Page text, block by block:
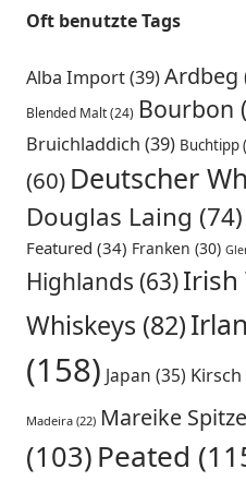
Oft benutzte Tags
Alba Import(39)Ardbeg
Blended Malt(24) Bourbon
Bruichladdich (39) Buchtipp
(60) Deutscher
Douglas Laing (74)
Featured (34) Franken (30)
Highlands (63)Irish
Whiskeys (82)
(158) Japan (35)
Madeira(22) Mareike
(103) Peated